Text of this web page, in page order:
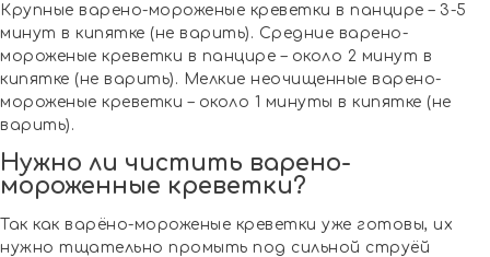
Крупные варено-мороженые креветки в панцире – 3-5
минут в кипятке (не варить). Средние варено-
мороженые креветки в панцире – около 2 минут в
кипятке (не варить). Мелкие неочищенные варено-
мороженые креветки – около 1 минуты в кипятке (не
варить).
Нужно ли чистить варено-
мороженные креветки?
Так как варёно-мороженые креветки уже готовы, их
нужно тщательно промыть под сильной струёй